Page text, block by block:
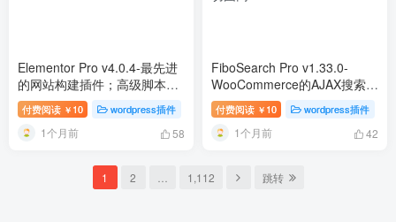
Elementor Pro v4.0.4-最先进
的网站构建插件；高级脚本、
插件和；移动
付费阅读 ￥ 10 wordpress插件
1个月前 58
FiboSearch Pro v1.33.0-
WooCommerce的AJAX搜索；
高级脚本、插件和；移动
付费阅读 ￥ 10 wordpress插件
1个月前 42
1 2 1,112 跳转